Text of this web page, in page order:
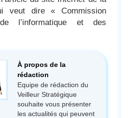
veut dire « Commission
l’informatique et des
À propos de la
rédaction
Equipe de rédaction du
Veilleur Stratégique
souhaite vous présenter
les actualités qui peuvent